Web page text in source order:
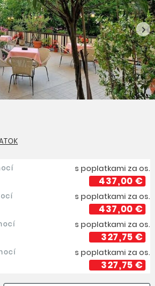
s poplatkami za os.
437,00 €
s poplatkami za os.
437,00 €
s poplatkami za os.
327,75 €
s poplatkami za os.
327,75 €